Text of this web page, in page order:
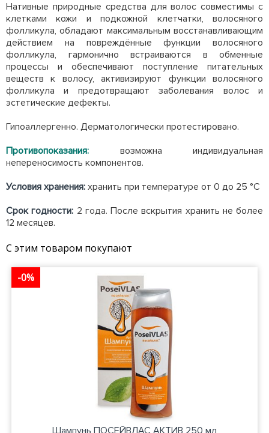
Нативные природные средства для волос совместимы с
клетками кожи и подкожной клетчатки, волосяного
фолликула, обладают максимальным восстанавливающим
действием на повреждённые функции волосяного
фолликула, гармонично встраиваются в обменные
процессы и обеспечивают поступление питательных
веществ к волосу, активизируют функции волосяного
фолликула и предотвращают заболевания волос и
эстетические дефекты.
Гипоаллергенно. Дерматологически протестировано.
Противопоказания: возможна индивидуальная
непереносимость компонентов.
Условия хранения: хранить при температуре от 0 до 25 °С
Срок годности: 2 года. После вскрытия хранить не более
12 месяцев.
С этим товаром покупают
-0%
Шампунь ПОСЕЙВЛАС АКТИВ 250 мл